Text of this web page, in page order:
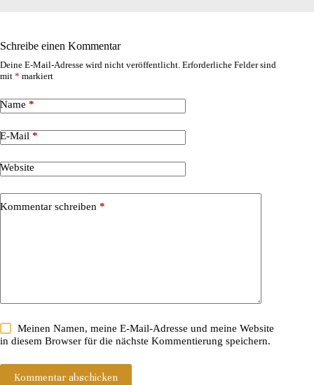
Schreibe einen Kommentar
Deine E-Mail-Adresse wird nicht veröffentlicht. Erforderliche Felder sind
mit * markiert
Name *
E-Mail *
Website
Kommentar schreiben *
Meinen Namen, meine E-Mail-Adresse und meine Website
in diesem Browser für die nächste Kommentierung speichern.
Kommentar abschicken